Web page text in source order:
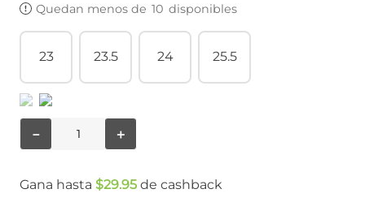
Quedan menos de 10 disponibles
23 23.5 24 25.5
＋
－
Gana hasta $29.95 de cashback